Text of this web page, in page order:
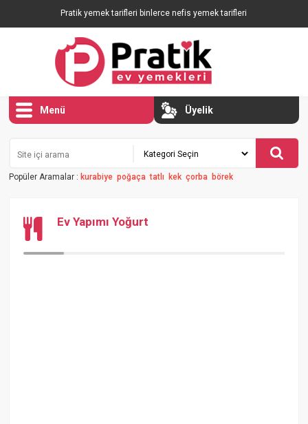
Pratik yemek tarifleri binlerce nefis yemek tarifleri
Menü Üyelik
Popüler Aramalar : kurabiye poğaça tatlı kek çorba börek
Ev Yapımı Yoğurt